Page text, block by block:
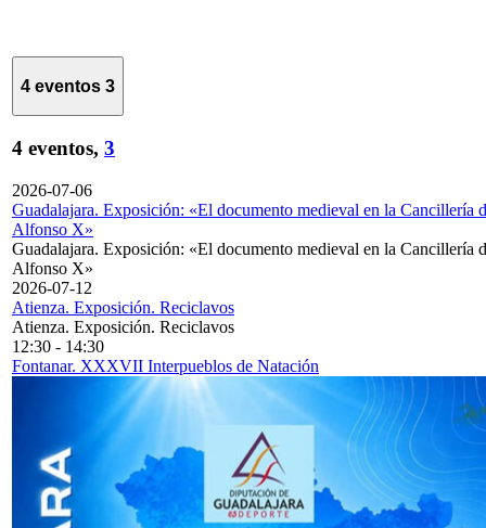
4 eventos 3
4 eventos, 3
2026-07-06
Guadalajara. Exposición: «El documento medieval en la Cancillería
Alfonso X»
Guadalajara. Exposición: «El documento medieval en la Cancillería
Alfonso X»
2026-07-12
Atienza. Exposición. Reciclavos
Atienza. Exposición. Reciclavos
12:30 - 14:30
Fontanar. XXXVII Interpueblos de Natación